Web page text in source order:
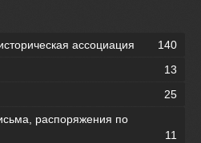
ассоциация
140
13
25
распоряжения по
11